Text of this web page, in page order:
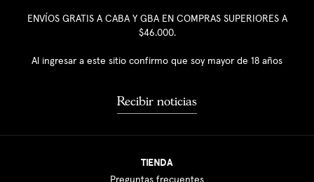
ENVÍOS GRATIS A CABA Y GBA EN COMPRAS SUPERIORES A
$46.000.
Al ingresar a este sitio confirmo que soy mayor de 18 años
Recibir noticias
TIENDA
Preguntas frecuentes